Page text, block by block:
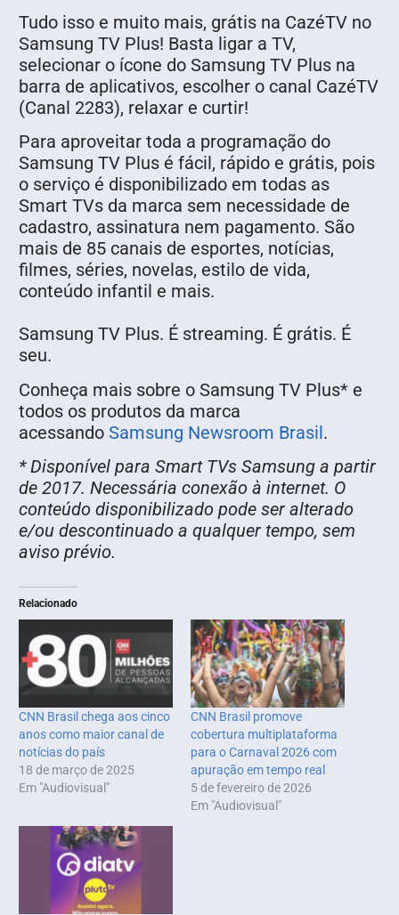
Tudo isso e muito mais, grátis na CazéTV no
Samsung TV Plus! Basta ligar a TV,
selecionar o ícone do Samsung TV Plus na
barra de aplicativos, escolher o canal CazéTV
(Canal 2283), relaxar e curtir!
Para aproveitar toda a programação do
Samsung TV Plus é fácil, rápido e grátis, pois
o serviço é disponibilizado em todas as
Smart TVs da marca sem necessidade de
cadastro, assinatura nem pagamento. São
mais de 85 canais de esportes, notícias,
filmes, séries, novelas, estilo de vida,
conteúdo infantil e mais.
Samsung TV Plus. É streaming. É grátis. É
seu.
Conheça mais sobre o Samsung TV Plus* e
todos os produtos da marca
acessando Samsung Newsroom Brasil.
* Disponível para Smart TVs Samsung a partir
de 2017. Necessária conexão à internet. O
conteúdo disponibilizado pode ser alterado
e/ou descontinuado a qualquer tempo, sem
aviso prévio.
Relacionado
CNN Brasil chega aos cinco
anos como maior canal de
notícias do país
18 de março de 2025
Em "Audiovisual"
CNN Brasil promove
cobertura multiplataforma
para o Carnaval 2026 com
apuração em tempo real
5 de fevereiro de 2026
Em "Audiovisual"